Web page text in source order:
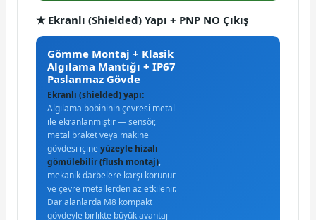
★ Ekranlı (Shielded) Yapı + PNP NO Çıkış
Gömme Montaj + Klasik
Algılama Mantığı + IP67
Paslanmaz Gövde
Ekranlı (shielded) yapı:
Algılama bobininin çevresi metal
ile ekranlanmıştır — sensör,
metal braket veya makine
gövdesi içineyüzeyle hizalı
gömülebilir (flush montaj),
mekanik darbelere karşı korunur
ve çevre metallerden az etkilenir.
Dar alanlarda M8 kompakt
gövdeyle birlikte büyük avantaj